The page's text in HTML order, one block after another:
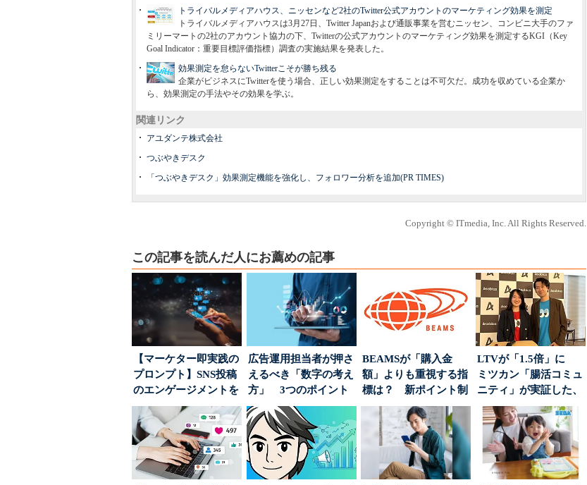
トライバルメディアハウス、ニッセンなど2社のTwitter公式アカウントのマーケティング効果を測定
トライバルメディアハウスは3月27日、Twitter Japanおよび通販事業を営むニッセン、コンビニ大手のファ
ミリーマートの2社のアカウント協力の下、Twitterの公式アカウントのマーケティング効果を測定するKGI（Key
Goal Indicator：重要目標評価指標）調査の実施結果を発表した。
効果測定を怠らないTwitterこそが勝ち残る
企業がビジネスにTwitterを使う場合、正しい効果測定をすることは不可欠だ。成功を収めている企業か
ら、効果測定の手法やその効果を学ぶ。
関連リンク
アユダンテ株式会社
つぶやきデスク
「つぶやきデスク」効果測定機能を強化し、フォロワー分析を追加(PR TIMES)
Copyright © ITmedia, Inc. All Rights Reserved.
この記事を読んだ人にお薦めの記事
【マーケター即実践の
プロンプト】SNS投稿
のエンゲージメントを
高めるAI活用、ポ...
広告運用担当者が押さ
えるべき「数字の考え
方」 3つのポイント
とは
BEAMSが「購入金
額」よりも重視する指
標は？ 新ポイント制
度の狙い
LTVが「1.5倍」に
ミツカン「腸活コミュ
ニティ」が実証した、
値上げ時代に選ば...